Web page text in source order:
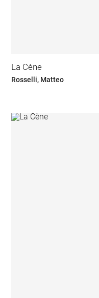
La Cène
Rosselli, Matteo